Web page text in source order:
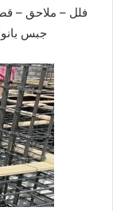
فلل – ملاحق –
جبس